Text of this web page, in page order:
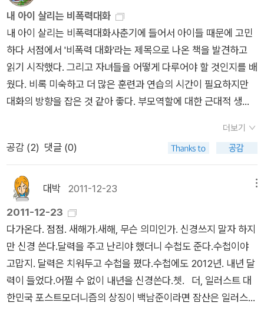
일은 없다. 잘되고 있다면, 누군가 정념과 에너지와 인생을 갈아
고민하는 데 정치가 있다. -p18'인간으로 사는 일은 하나의 문제
대다수는 전업주부이며, 나처럼 오후에 일을 하는 사람도 몇 명
있었다. 학교에서 주도하는 것이고, 약간의 성과도 보여줘야 했기
에 처음 1년은 주로 청소년에 대한 책을 읽었다. 책을 읽고 토론하
는 것이 주목적이었지만 사실 그때, 우리에게는 사춘기의 아이들
이 있었기 때문에 토론을 하면서 눈물을 쏟아내는 경우가 다반사
였다. 사춘기 아이를 키우는 일이 너무 힘들어서 그 시간은 힘듦
에 대한 토로가 있었고, 똑같은 처지에 있는 사람들의 공감이 있
는 자리였다. 여학생보다는 남학생을 가진 엄마들이 더 힘들어했
고, 그들 대부분 한 번씩은 학교폭력위원회에 참가한 경험들이 있
었다. 사춘기 아이들을 키우는 것은 누구에게나 힘들다. 그래도
학교 독서동아리에 참가할 정도면 책도 읽고, 아이에게 관심도 많
확연히 다르다. 비사춘기파는 건강, 성적, 친구 이런 게 순위에 들
어가 있다면사춘기파는 학교와 학원 가지 않기, 놀기, 게임하기
이런 게 들어가 있다. 예전에 어떤 연수에서 강사 말씀이 떠오른
다.사춘기를 대하는 어른의 자세라고 할 수 있겠다.중고등학교의
경우, 복도에서 아이들이 휴지를 아무 개념 없이 버리고 가면절대
꼰대 짓을 하면 안 된다고 했다. (초등도 마찬가지)꼰대 짓이라
하면' 얘, 거기 너, 니가 떨어뜨린 휴지 주워라' 이런 식의 훈계이
다.질풍노도를 겪고 있는 아이는 교사가 이렇게 훈계를 시작하면
욱 해서 ' 네? 내가 왜요?' 이렇게 반항적인 답을 할 수 있고,이에
휴지가 떨어진 것을 보면자신이 줍고 가는 거란다.아니면 모른 척
지나가던지. 나도 사춘기를 겪는 아이들과 잘 생활해야 할 터인데
말이다.울 딸은 그나마 사춘기를 감기처럼 지내서 괜찮았는데교
실에 보니 좀 심하게 앓는 아이가 있어 보인다. 사춘기와 관련한
꽤 많은 책이 나온 걸로 봐서전과는 달리 사춘기를 심하게 앓는
아이가 많아지는 추세인 듯하다.그만큼 전에 비해 스트레스 지수
가 높다는 반증이 아닐까 싶은데...찾아서 읽어봐야겠다. 도서실
에 마침 <아이는 사춘기 엄마는 성장기>라는 책이 있어 얼른 가
내 아이 살리는 비폭력대화
내 아이 살리는 비폭력대화사춘기에 들어서 아이들 때문에 고민
하다 서점에서 '비폭력 대화'라는 제목으로 나온 책을 발견하고
읽기 시작했다. 그리고 자녀들을 어떻게 다루어야 할 것인지를 배
웠다. 비록 미숙하고 더 많은 훈련과 연습의 시간이 필요하지만
대화의 방향을 잡은 것 같아 좋다. 부모역할에 대한 근대적 생각
지 내려온 전통을 담지한 부모가, 자식에게 물려주는 일종의 교사
라고 생각했다. 이러한 생각은 아이를 부모가 가르치는 교훈을 배
억압과 강제를 받아야 하는 존재들이다.이러한 근대적 부모역할
은 현대에 이르러 치명적인 결함을 가져왔다. 급변하는 현대 사회
속에서 전통을 케케묵은 것이 되었고, 부모는 위축되었다. 자신의
자리를 되찾으려는 부모들의 쿠테타는 더욱 강력한 강제력을 동
원하여 아이들을 훈계하고 권위로 다스리는 것이라고 생각한
다. 그러나 현대의 아이들은 이러한 부모들에게 결코 만만한 상대
는 아닌다. 아인들은 '무례한 부모'들에게 상처받고 고통을 겪는
다. 아이를 한 인격체로 다루지 않고 피동적인 존재로만 인식할
더보기
공감 (2) 댓글 (0)
대박 2011-12-23
2011-12-23
다가온다. 점점. 새해가.새해, 무슨 의미인가. 신경쓰지 말자 하지
만 신경 쓴다.달력을 주고 난리야 했더니 수첩도 준다.수첩이야
고맙지. 달력은 치워두고 수첩을 폈다.수첩에도 2012년. 내년 달
력이 들었다.어쩔 수 없이 내년을 신경쓴다.쳇. 더, 일러스트 대
한민국 포스트모더니즘의 상징이 백남준이라면 잠산은 일러스트